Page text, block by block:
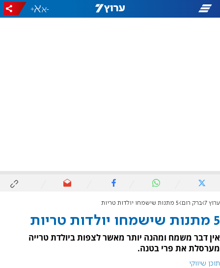
-
+
ערוץ 7 ברק רום 5 מתנות שישמחו יולדות טריות
5 מתנות שישמחו יולדות טריות
אין דבר משמח ומהנה יותר מאשר לצפות ביולדת טרייה
מערסלת את פרי בטנה.
תוכן שיווקי